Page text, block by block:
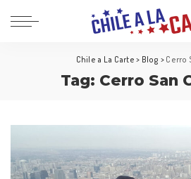
Chile a La Carte > Blog > Cerro
Tag: Cerro San